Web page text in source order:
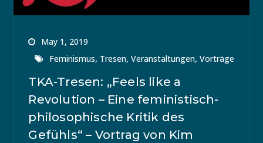
May 1, 2019
Feminismus, Tresen,Veranstaltungen,Vorträge
TKA-Tresen: „Feels like a
Revolution – Eine feministisch-
philosophische Kritik des
Gefühls“ – Vortrag von Kim